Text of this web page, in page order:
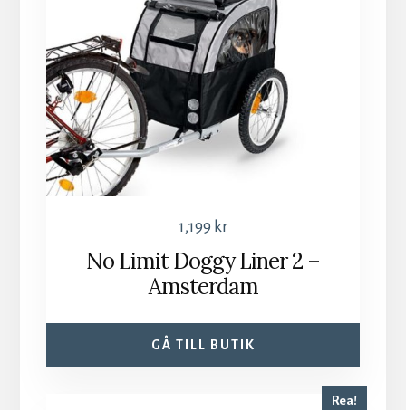
1,199 kr
No Limit Doggy Liner 2 –
Amsterdam
GÅ TILL BUTIK
Rea!